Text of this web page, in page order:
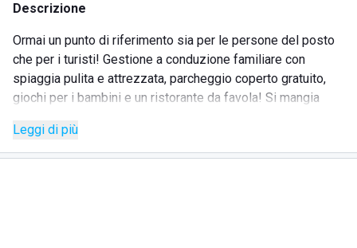
Descrizione
Ormai un punto di riferimento sia per le persone del posto
che per i turisti! Gestione a conduzione familiare con
spiaggia pulita e attrezzata, parcheggio coperto gratuito,
giochi per i bambini e un ristorante da favola! Si mangia
in casa!
Leggi di più